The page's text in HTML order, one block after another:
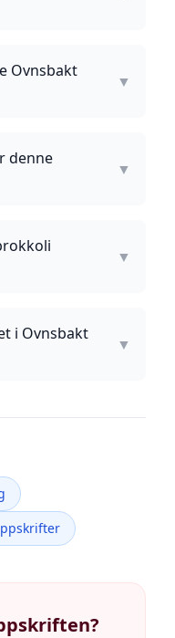
Ovnsbakt
▼
denne
▼
▼
i Ovnsbakt
▼